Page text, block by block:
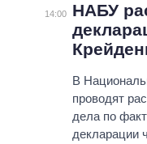
14:00
НАБУ
В
проводят
дела по
декларации